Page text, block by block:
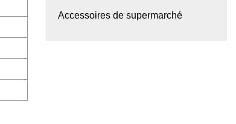
Accessoires de supermarché